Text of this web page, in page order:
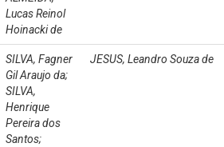
Lucas Reinol
Hoinacki de
SILVA, Fagner
Gil Araujo da;
SILVA,
Henrique
Pereira dos
Santos;
JESUS, Leandro Souza de